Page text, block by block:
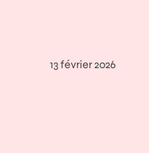
13 février 2026